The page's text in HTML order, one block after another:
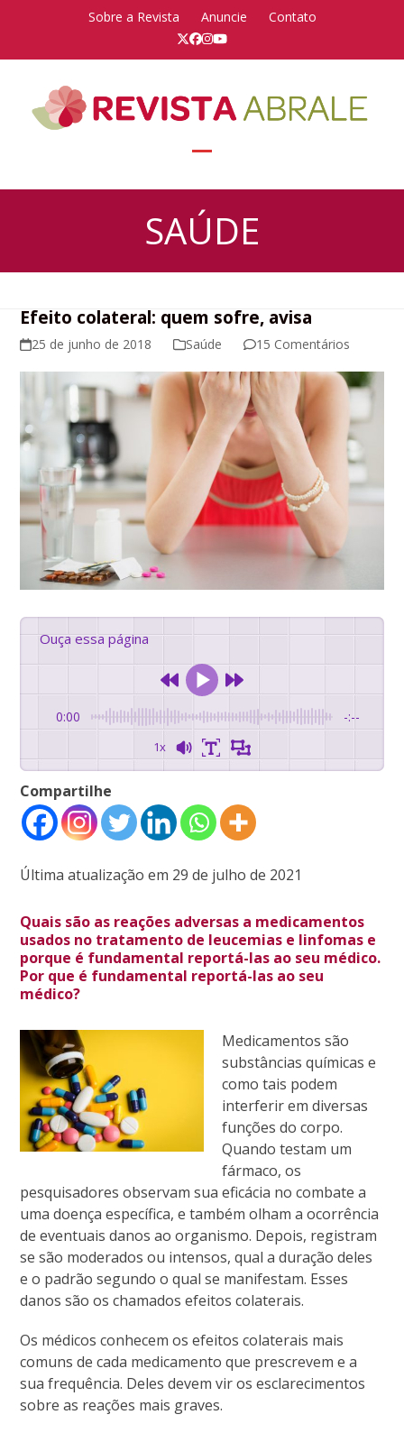
Sobre a Revista Anuncie
Contato
Twitter
Facebook
Instagram
YouTube
menu
menu
SAÚDE
Efeito colateral: quem sofre, avisa
25 de junho de 2018 Saúde 15 Comentários
Ouça essa página
0:00 -:--
1x
Compartilhe
Última atualização em 29 de julho de 2021
Quais são as reações adversas a medicamentos
usados no tratamento de leucemias e linfomas e
porque é fundamental reportá-las ao seu médico.
Por que é fundamental reportá-las ao seu
médico?
Medicamentos são
substâncias químicas e
como tais podem
interferir em diversas
funções do corpo.
Quando testam um
fármaco, os
pesquisadores observam sua eficácia no combate a
uma doença específica, e também olham a ocorrência
de eventuais danos ao organismo. Depois, registram
se são moderados ou intensos, qual a duração deles
e o padrão segundo o qual se manifestam. Esses
danos são os chamados efeitos colaterais.
Os médicos conhecem os efeitos colaterais mais
comuns de cada medicamento que prescrevem e a
sua frequência. Deles devem vir os esclarecimentos
sobre as reações mais graves.